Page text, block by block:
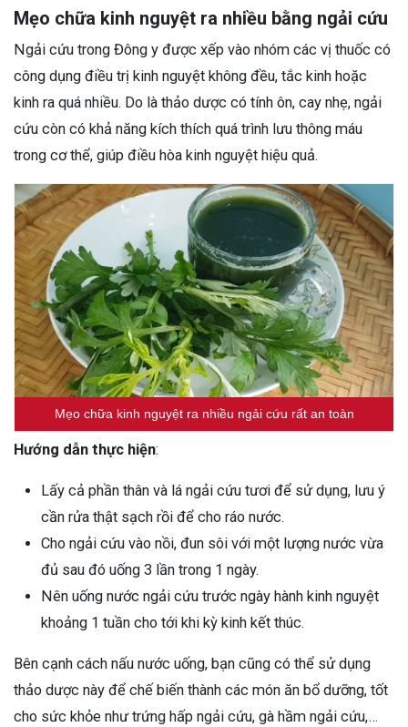
Mẹo chữa kinh nguyệt ra nhiều bằng ngải cứu
Ngải cứu trong Đông y được xếp vào nhóm các vị thuốc có
công dụng điều trị kinh nguyệt không đều, tắc kinh hoặc
kinh ra quá nhiều. Do là thảo dược có tính ôn, cay nhẹ, ngải
cứu còn có khả năng kích thích quá trình lưu thông máu
trong cơ thể, giúp điều hòa kinh nguyệt hiệu quả.
Mẹo chữa kinh nguyệt ra nhiều ngải cứu rất an toàn
Hướng dẫn thực hiện:
Lấy cả phần thân và lá ngải cứu tươi để sử dụng, lưu ý
cần rửa thật sạch rồi để cho ráo nước.
Cho ngải cứu vào nồi, đun sôi với một lượng nước vừa
đủ sau đó uống 3 lần trong 1 ngày.
Nên uống nước ngải cứu trước ngày hành kinh nguyệt
khoảng 1 tuần cho tới khi kỳ kinh kết thúc.
Bên cạnh cách nấu nước uống, bạn cũng có thể sử dụng
thảo dược này để chế biến thành các món ăn bổ dưỡng, tốt
cho sức khỏe như trứng hấp ngải cứu, gà hầm ngải cứu,…